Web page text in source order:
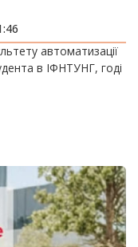
автоматизації
в ІФНТУНГ, годі